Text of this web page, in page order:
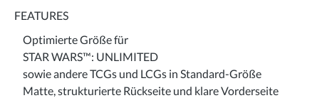
FEATURES
Optimierte Größe für
STAR WARS™: UNLIMITED
sowie andere TCGs und LCGs in Standard-Größe
Matte, strukturierte Rückseite und klare Vorderseite